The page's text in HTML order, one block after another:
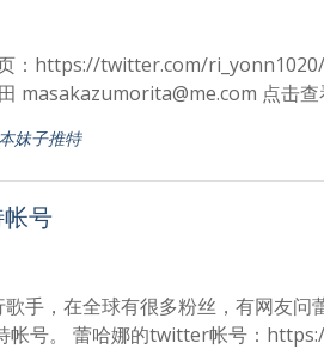
：https://twitter.com/
masakazumorita@me.com 点击
妹子推特
号
手，在全球有很多粉丝，有网友
帐号。 蕾哈娜的twitter帐号：